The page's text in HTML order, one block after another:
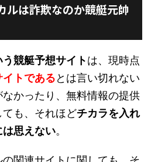
ルは詐欺なのか競艇元帥
競艇予想サイトは、現時点
トであるとは言い切れない
かったり、無料情報の提供
も、それほどチカラを入れ
思えない。